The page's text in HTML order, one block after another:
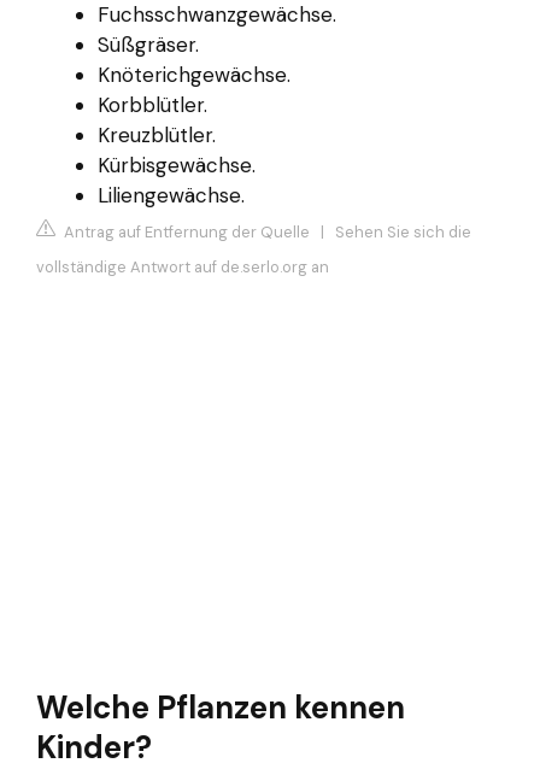
Fuchsschwanzgewächse.
Süßgräser.
Knöterichgewächse.
Korbblütler.
Kreuzblütler.
Kürbisgewächse.
Liliengewächse.
Antrag auf Entfernung der Quelle | Sehen Sie sich die
vollständige Antwort auf de.serlo.org an
Welche Pflanzen kennen
Kinder?